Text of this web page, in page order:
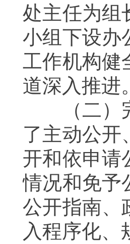
处主任为组
小组下设办
工作机构健
道深入推进。
（二）完
了主动公开
开和依申请
情况和免予
公开指南、
入程序化、